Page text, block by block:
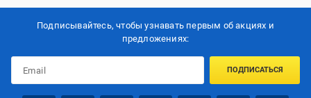
Подписывайтесь, чтобы узнавать первым об акцияx и
предложениях:
ПОДПИСАТЬСЯ